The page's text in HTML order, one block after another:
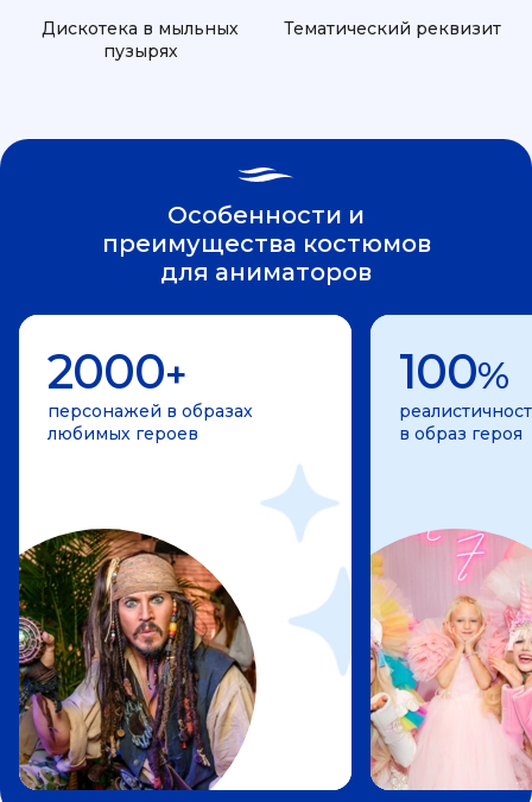
Дискотека в мыльных
пузырях
Тематический реквизит
Особенности и
преимущества костюмов
для аниматоров
2000+
персонажей в образах
любимых героев
100%
в образ героя